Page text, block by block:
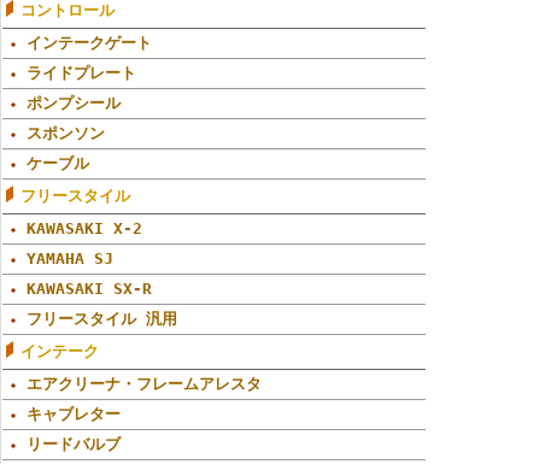
コントロール
インテークゲート
ライドプレート
ポンプシール
スポンソン
ケーブル
フリースタイル
KAWASAKI X-2
YAMAHA SJ
KAWASAKI SX-R
フリースタイル 汎用
インテーク
エアクリーナ・フレームアレスタ
キャブレター
リードバルブ